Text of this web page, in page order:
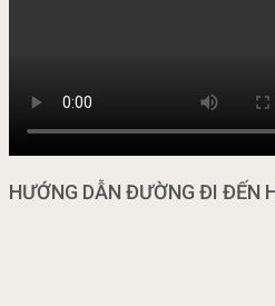
HƯỚNG DẪN ĐƯỜNG ĐI ĐẾN